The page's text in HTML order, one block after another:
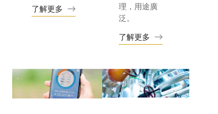
了解更多
理，用途廣
泛。
了解更多